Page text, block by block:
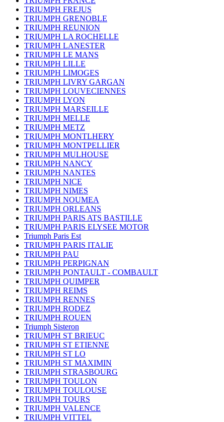
TRIUMPH FREJUS
TRIUMPH GRENOBLE
TRIUMPH REUNION
TRIUMPH LA ROCHELLE
TRIUMPH LANESTER
TRIUMPH LE MANS
TRIUMPH LILLE
TRIUMPH LIMOGES
TRIUMPH LIVRY GARGAN
TRIUMPH LOUVECIENNES
TRIUMPH LYON
TRIUMPH MARSEILLE
TRIUMPH MELLE
TRIUMPH METZ
TRIUMPH MONTLHERY
TRIUMPH MONTPELLIER
TRIUMPH MULHOUSE
TRIUMPH NANCY
TRIUMPH NANTES
TRIUMPH NICE
TRIUMPH NIMES
TRIUMPH NOUMEA
TRIUMPH ORLEANS
TRIUMPH PARIS ATS BASTILLE
TRIUMPH PARIS ELYSEE MOTOR
Triumph Paris Est
TRIUMPH PARIS ITALIE
TRIUMPH PAU
TRIUMPH PERPIGNAN
TRIUMPH PONTAULT - COMBAULT
TRIUMPH QUIMPER
TRIUMPH REIMS
TRIUMPH RENNES
TRIUMPH RODEZ
TRIUMPH ROUEN
Triumph Sisteron
TRIUMPH ST BRIEUC
TRIUMPH ST ETIENNE
TRIUMPH ST LO
TRIUMPH ST MAXIMIN
TRIUMPH STRASBOURG
TRIUMPH TOULON
TRIUMPH TOULOUSE
TRIUMPH TOURS
TRIUMPH VALENCE
TRIUMPH VITTEL